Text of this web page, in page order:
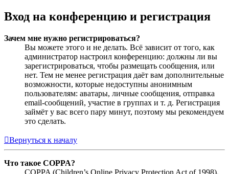
Вход на конференцию и регистрация
Зачем мне нужно регистрироваться?
Вы можете этого и не делать. Всё зависит от того, как
администратор настроил конференцию: должны ли вы
зарегистрироваться, чтобы размещать сообщения, или
нет. Тем не менее регистрация даёт вам дополнительные
возможности, которые недоступны анонимным
пользователям: аватары, личные сообщения, отправка
email-сообщений, участие в группах и т. д. Регистрация
займёт у вас всего пару минут, поэтому мы рекомендуем
это сделать.
Вернуться к началу
Что такое COPPA?
COPPA (Children’s Online Privacy Protection Act of 1998),